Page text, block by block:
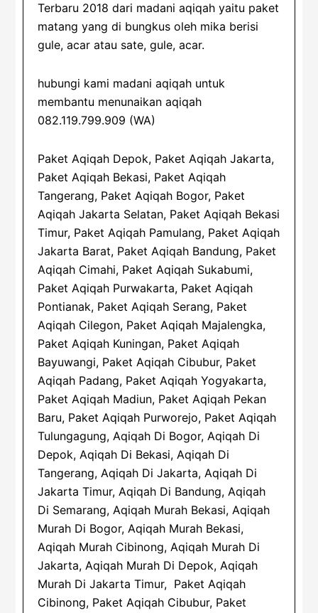
Terbaru 2018 dari madani aqiqah yaitu paket
matang yang di bungkus oleh mika berisi
gule, acar atau sate, gule, acar.
hubungi kami madani aqiqah untuk
membantu menunaikan aqiqah
082.119.799.909 (WA)
Paket Aqiqah Depok, Paket Aqiqah Jakarta,
Paket Aqiqah Bekasi, Paket Aqiqah
Tangerang, Paket Aqiqah Bogor, Paket
Aqiqah Jakarta Selatan, Paket Aqiqah Bekasi
Timur, Paket Aqiqah Pamulang, Paket Aqiqah
Jakarta Barat, Paket Aqiqah Bandung, Paket
Aqiqah Cimahi, Paket Aqiqah Sukabumi,
Paket Aqiqah Purwakarta, Paket Aqiqah
Pontianak, Paket Aqiqah Serang, Paket
Aqiqah Cilegon, Paket Aqiqah Majalengka,
Paket Aqiqah Kuningan, Paket Aqiqah
Bayuwangi, Paket Aqiqah Cibubur, Paket
Aqiqah Padang, Paket Aqiqah Yogyakarta,
Paket Aqiqah Madiun, Paket Aqiqah Pekan
Baru, Paket Aqiqah Purworejo, Paket Aqiqah
Tulungagung, Aqiqah Di Bogor, Aqiqah Di
Depok, Aqiqah Di Bekasi, Aqiqah Di
Tangerang, Aqiqah Di Jakarta, Aqiqah Di
Jakarta Timur, Aqiqah Di Bandung, Aqiqah
Di Semarang, Aqiqah Murah Bekasi, Aqiqah
Murah Di Bogor, Aqiqah Murah Bekasi,
Aqiqah Murah Cibinong, Aqiqah Murah Di
Jakarta, Aqiqah Murah Di Depok, Aqiqah
Murah Di Jakarta Timur, Paket Aqiqah
Cibinong, Paket Aqiqah Cibubur, Paket